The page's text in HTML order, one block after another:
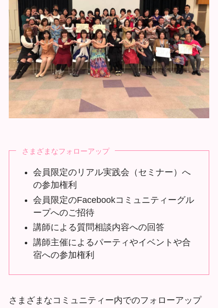
さまざまなフォローアップ
会員限定のリアル実践会（セミナー）へ
の参加権利
会員限定のFacebookコミュニティーグル
ープへのご招待
講師による質問相談内容への回答
講師主催によるパーティやイベントや合
宿への参加権利
さまざまなコミュニティー内でのフォローアップ